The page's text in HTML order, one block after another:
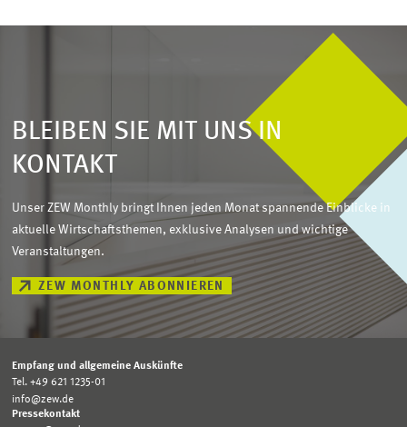
BLEIBEN SIE MIT UNS IN
KONTAKT
Unser ZEW Monthly bringt Ihnen jeden Monat spannende Einblicke in
aktuelle Wirtschaftsthemen, exklusive Analysen und wichtige
Veranstaltungen.
ZEW MONTHLY ABONNIEREN
Empfang und allgemeine Auskünfte
Tel. +49 621 1235-01
info@zew.de
Pressekontakt